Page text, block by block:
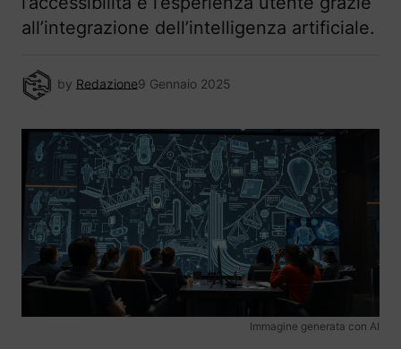
all’integrazione dell’intelligenza artificiale.
by Redazione9 Gennaio 2025
Immagine generata con AI